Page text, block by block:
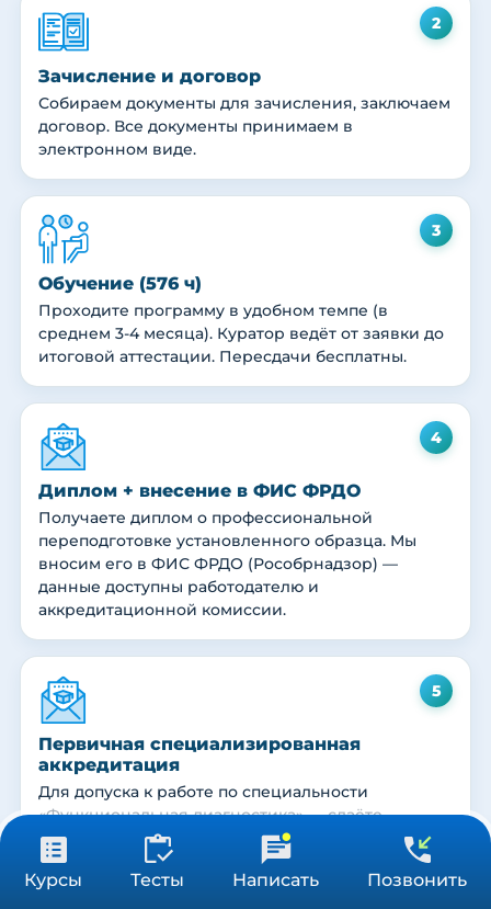
Курсы Тесты Написать Позвонить
2
Зачисление и договор
Собираем документы для зачисления, заключаем
договор. Все документы принимаем в
электронном виде.
3
Обучение (576 ч)
Проходите программу в удобном темпе (в
среднем 3-4 месяца). Куратор ведёт от заявки до
итоговой аттестации. Пересдачи бесплатны.
4
Диплом + внесение в ФИС ФРДО
Получаете диплом о профессиональной
переподготовке установленного образца. Мы
вносим его в ФИС ФРДО (Рособрнадзор) —
данные доступны работодателю и
аккредитационной комиссии.
5
Первичная специализированная
аккредитация
Для допуска к работе по специальности
«Функциональная диагностика» — сдаёте
первичную специализированную аккредитацию
(тестирование + практические навыки +
ситуационные задачи). Куратор помогает
31 900 ₽
576 ч Получить консультацию
Наш сайт в автоматическом режиме собирает данные о Вашем
местоположении, IP адресе и файлах cookies. Продолжая пользоваться
сайтом, вы даете
на обработку указанных персональных данных.